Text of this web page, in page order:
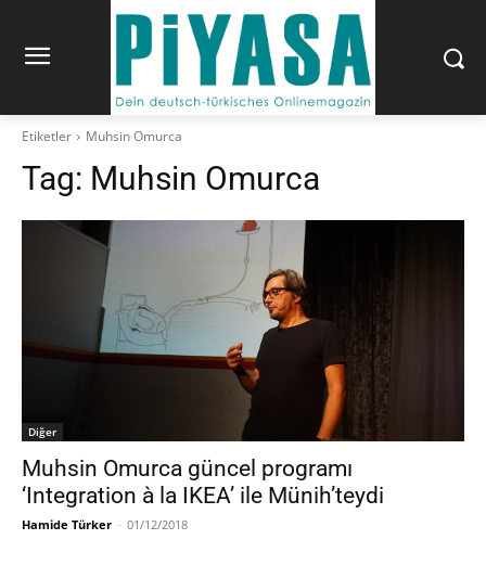
Etiketler Muhsin Omurca
Tag: Muhsin Omurca
Diğer
Muhsin Omurca güncel programı
‘Integration à la IKEA’ ile Münih’teydi
Hamide Türker - 01/12/2018